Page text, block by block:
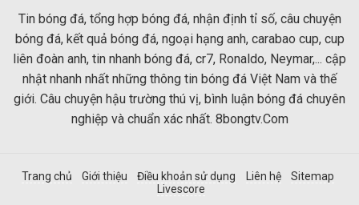
Tin bóng đá, tổng hợp bóng đá, nhận định tỉ số, câu chuyện
bóng đá, kết quả bóng đá, ngoại hạng anh, carabao cup, cup
liên đoàn anh, tin nhanh bóng đá, cr7, Ronaldo, Neymar,... cập
nhật nhanh nhất những thông tin bóng đá Việt Nam và thế
giới. Câu chuyện hậu trường thú vị, bình luận bóng đá chuyên
nghiệp và chuẩn xác nhất. 8bongtv.Com
Trang chủ Giới thiệu Điều khoản sử dụng Liên hệ
Sitemap
Livescore